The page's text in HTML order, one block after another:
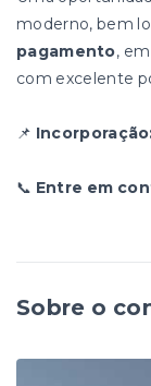
moderno, bem
pagamento,
com excelente
📌
📞 Entre em
Sobre o